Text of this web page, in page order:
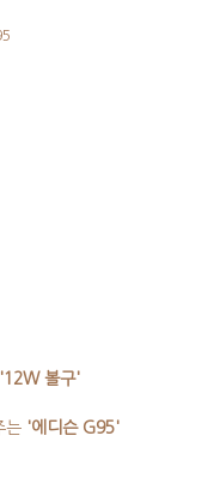
'12W 볼구'
는 '에디슨 G95'